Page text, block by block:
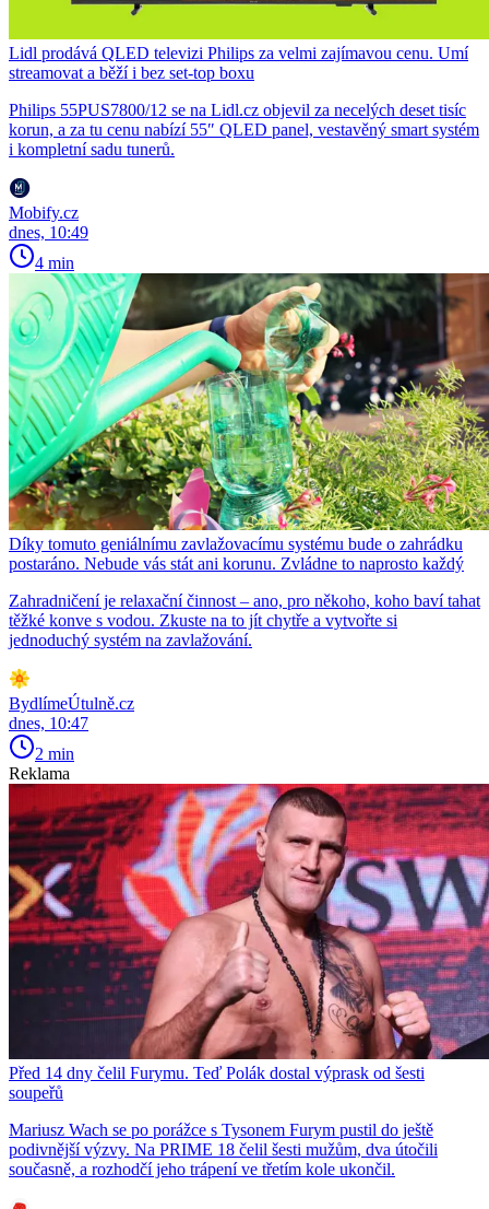
Lidl prodává QLED televizi Philips za velmi zajímavou cenu. Umí
streamovat a běží i bez set-top boxu
Philips 55PUS7800/12 se na Lidl.cz objevil za necelých deset tisíc
korun, a za tu cenu nabízí 55″ QLED panel, vestavěný smart systém
i kompletní sadu tunerů.
Mobify.cz
dnes, 10:49
4 min
Díky tomuto geniálnímu zavlažovacímu systému bude o zahrádku
postaráno. Nebude vás stát ani korunu. Zvládne to naprosto každý
Zahradničení je relaxační činnost – ano, pro někoho, koho baví tahat
těžké konve s vodou. Zkuste na to jít chytře a vytvořte si
jednoduchý systém na zavlažování.
BydlímeÚtulně.cz
dnes, 10:47
2 min
Reklama
Před 14 dny čelil Furymu. Teď Polák dostal výprask od šesti
soupeřů
Mariusz Wach se po porážce s Tysonem Furym pustil do ještě
podivnější výzvy. Na PRIME 18 čelil šesti mužům, dva útočili
současně, a rozhodčí jeho trápení ve třetím kole ukončil.